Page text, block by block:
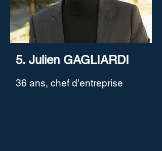
5. Julien GAGLIARDI
36 ans, chef d'entreprise